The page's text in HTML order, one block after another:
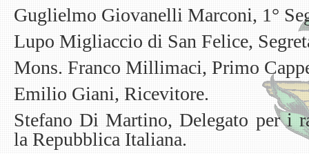
Guglielmo Giovanelli Marconi, 1°
Lupo Migliaccio di San Felice,
Mons. Franco Millimaci, Primo
Emilio Giani, Ricevitore.
Stefano Di Martino, Delegato per i
la Repubblica Italiana.